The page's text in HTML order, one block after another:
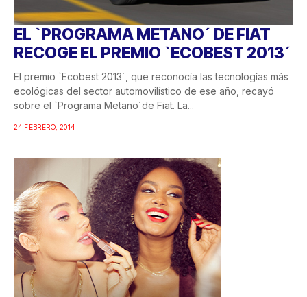
EL `PROGRAMA METANO´ DE FIAT
RECOGE EL PREMIO `ECOBEST 2013´
El premio `Ecobest 2013´, que reconocía las tecnologías más
ecológicas del sector automovilístico de ese año, recayó
sobre el `Programa Metano´de Fiat. La...
24 FEBRERO, 2014